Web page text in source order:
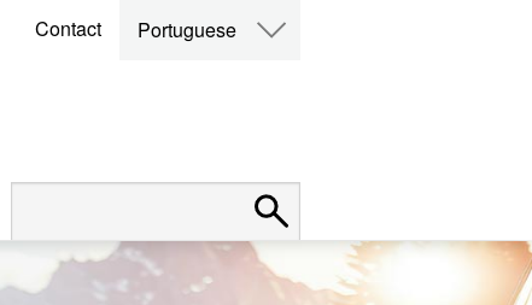
Contact Portuguese